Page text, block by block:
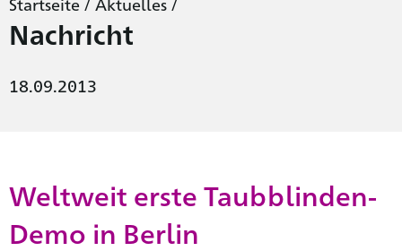
Nachricht
18.09.2013
Weltweit erste Taubblinden-
Demo in Berlin